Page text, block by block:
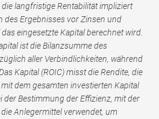
die langfristige Rentabilität impliziert
des Ergebnisses vor Zinsen und
eingesetzte Kapital berechnet wird.
ist die Bilanzsumme des
aller Verbindlichkeiten, während
Kapital (ROIC) misst die Rendite, die
dem gesamten investierten Kapital
der Bestimmung der Effizienz, mit der
Anlegermittel verwendet, um